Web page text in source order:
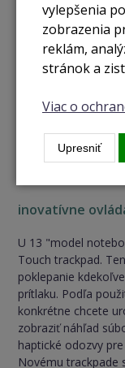
inovatívne
U 13 "model
Touch trackpad.
poklepanie
prítlaku. Podľa
konkrétne chcete
zobraziť náhľad
haptické odozvy
Novému trackpade
vylepšenia
zobrazenia
reklám,
stránok a
Viac o
Upresniť